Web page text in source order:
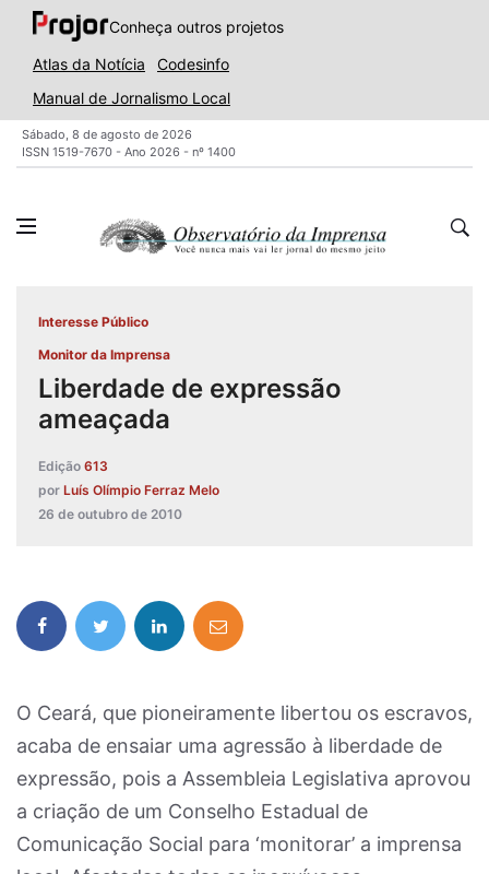
Conheça outros projetos
Atlas da Notícia
Codesinfo
Manual de Jornalismo Local
Sábado, 8 de agosto de 2026
ISSN 1519-7670 - Ano 2026 - nº 1400
Interesse Público
Monitor da Imprensa
Liberdade de expressão
ameaçada
Edição 613
por Luís Olímpio Ferraz Melo
26 de outubro de 2010
O Ceará, que pioneiramente libertou os escravos,
acaba de ensaiar uma agressão à liberdade de
expressão, pois a Assembleia Legislativa aprovou
a criação de um Conselho Estadual de
Comunicação Social para ‘monitorar’ a imprensa